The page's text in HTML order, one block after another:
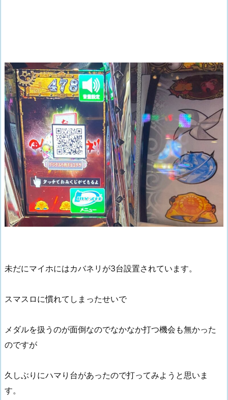
未だにマイホにはカバネリが3台設置されています。
スマスロに慣れてしまったせいで
メダルを扱うのが面倒なのでなかなか打つ機会も無かった
のですが
久しぶりにハマり台があったので打ってみようと思いま
す。